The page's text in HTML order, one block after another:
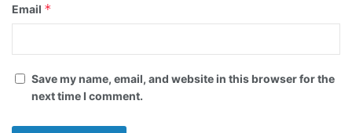
Email *
Save my name, email, and website in this browser for the
next time I comment.